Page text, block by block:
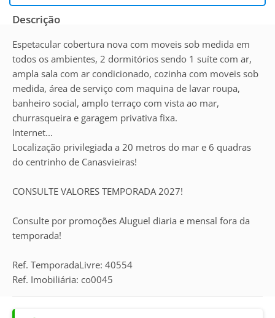
Descrição
Espetacular cobertura nova com moveis sob medida em
todos os ambientes, 2 dormitórios sendo 1 suíte com ar,
ampla sala com ar condicionado, cozinha com moveis sob
medida, área de serviço com maquina de lavar roupa,
banheiro social, amplo terraço com vista ao mar,
churrasqueira e garagem privativa fixa.
Internet...
Localização privilegiada a 20 metros do mar e 6 quadras
do centrinho de Canasvieiras!
CONSULTE VALORES TEMPORADA 2027!
Consulte por promoções Aluguel diaria e mensal fora da
temporada!
Ref. TemporadaLivre: 40554
Ref. Imobiliária: co0045